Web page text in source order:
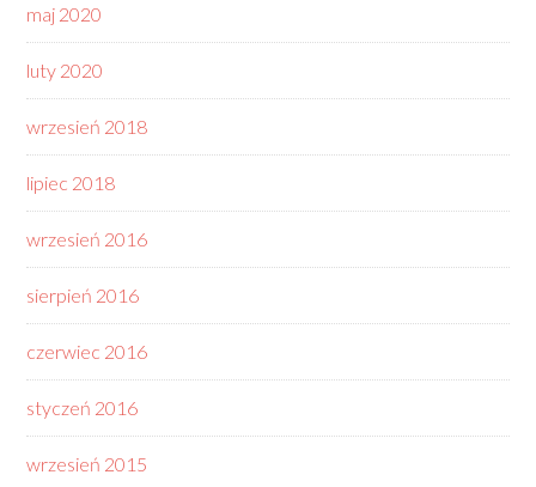
maj 2020
luty 2020
wrzesień 2018
lipiec 2018
wrzesień 2016
sierpień 2016
czerwiec 2016
styczeń 2016
wrzesień 2015